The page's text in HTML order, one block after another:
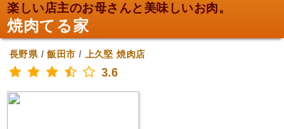
楽しい店主のお母さんと美味しいお肉。
焼肉てる家
長野県/飯田市 / 上久堅 焼肉店
3.6